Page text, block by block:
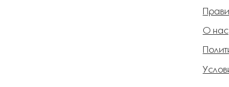
О нас